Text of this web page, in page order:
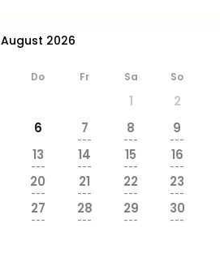
August 2026
Do Fr Sa So
1
2
6 7
---
8
---
9
---
13
---
14
---
15
---
16
---
20
---
21
---
22
---
23
---
27
---
28
---
29
---
30
---